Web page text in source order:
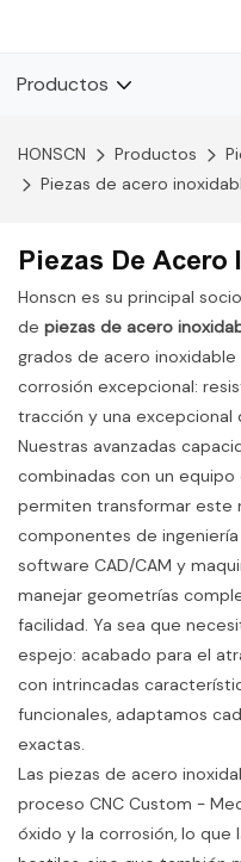
Productos
HONSCN Productos
Piezas de acero
Piezas De Acero
Honscn es su principal
de piezas de acero
grados de acero
corrosión excepcional:
tracción y una excepcional
Nuestras avanzadas
combinadas con un
permiten transformar este
componentes de
software CAD/CAM y
manejar geometrías
facilidad. Ya sea que
espejo: acabado para el
con intrincadas
funcionales, adaptamos
exactas.
Las piezas de acero
proceso CNC Custom -
óxido y la corrosión, lo que